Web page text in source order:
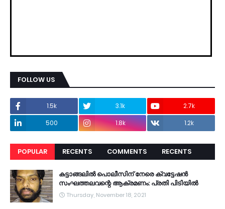
FOLLOW US
1.5k 3.1k
2.7k
500
1.8k 1.2k
POPULAR RECENTS COMMENTS RECENTS
കട്ടാങ്ങലിൽ പൊലീസിന് നേരെ ക്വട്ടേഷൻ
സംഘത്തലവന്റെ ആക്രമണം: പ്രതി പിടിയിൽ
Thursday, November 18, 2021